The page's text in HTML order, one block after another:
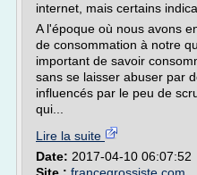
internet, mais certains
A l'époque où nous avons
de consommation à notre
important de savoir
sans se laisser abuser par
influencés par le peu de
qui...
Lire la suite
Date: 2017-04-10 06:07:52